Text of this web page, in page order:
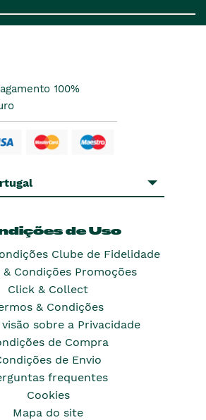
100%
de Uso
Clube de Fidelidade
& Condições Promoções
Click & Collect
& Condições
sobre a Privacidade
de Compra
de Envio
frequentes
Cookies
Mapa do site